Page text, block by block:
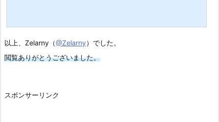
以上、Zelarny（@Zelarny）でした。
閲覧ありがとうございました。
スポンサーリンク